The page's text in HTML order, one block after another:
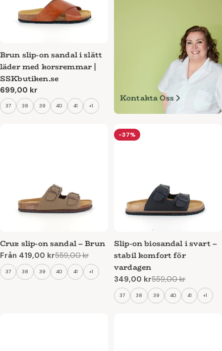
Brun slip-on sandal i slätt
läder med korsremmar |
SSKbutiken.se
Ordinarie
pris
699,00 kr
37 38 39 40 41 +1
Kontakta Oss
Cruz slip-on sandal – Brun
Reapris
Från 419,00 kr
Ordinarie
pris
559,00 kr
37 38 39 40 41 +1
-37%
Slip-on biosandal i svart –
stabil komfort för
vardagen
Reapris
349,00 kr
Ordinarie
pris
559,00 kr
37 38 39 40 41 +1